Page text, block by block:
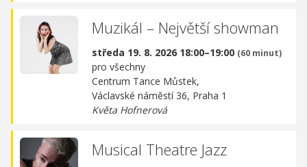
Muzikál – Největší showman
středa 19. 8. 2026 18:00–19:00 (60 minut)
pro všechny
Centrum Tance Můstek,
Václavské náměstí 36, Praha 1
Květa Hofnerová
Musical Theatre Jazz